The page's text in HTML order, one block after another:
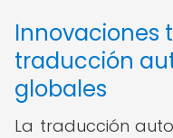
Innovaciones
traducción
globales
La traducción